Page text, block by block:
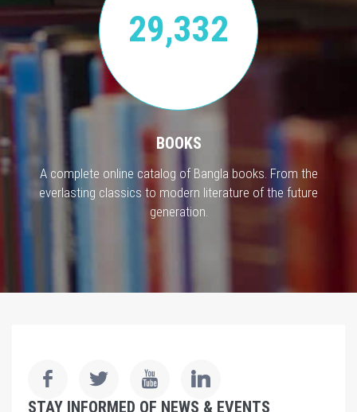
29,332
BOOKS
A complete online catalog of Bangla books. From the
everlasting classics to modern literature of the future
generation.
STAY INFORMED OF NEWS & EVENTS